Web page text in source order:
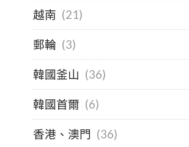
越南 (21)
郵輪 (3)
韓國釜山 (36)
韓國首爾 (6)
香港、澳門 (36)